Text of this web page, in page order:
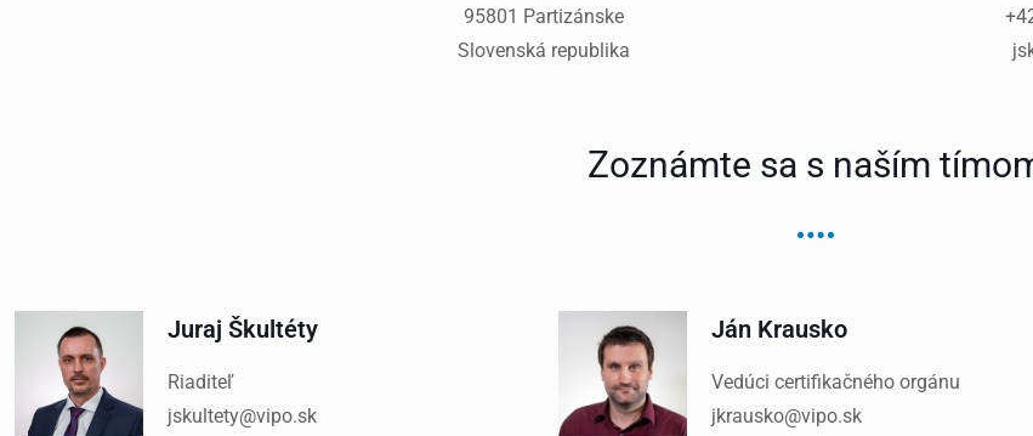
95801 Partizánske
Slovenská republika
Zoznámte sa s naším
Juraj Škultéty
Riaditeľ
jskultety@vipo.sk
Ján Krausko
Vedúci certifikačného orgánu
jkrausko@vipo.sk